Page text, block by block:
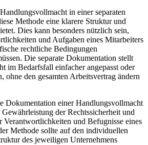
in einer separaten
Methode eine klarere Struktur und
Dies kann besonders nützlich sein,
und Aufgaben eines Mitarbeiters
rechtliche Bedingungen
Die separate Dokumentation stellt
im Bedarfsfall einfacher angepasst oder
ohne den gesamten Arbeitsvertrag ändern
Dokumentation einer Handlungsvollmacht
der Rechtssicherheit und
und Befugnisse eines
Methode sollte auf den individuellen
des jeweiligen Unternehmens